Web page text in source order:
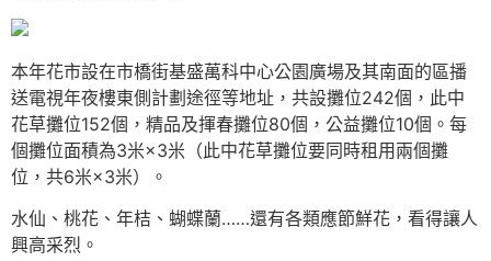
本年花市設在市橋街基盛萬科中心公園廣場及其南面的區播
送電視年夜樓東側計劃途徑等地址，共設攤位242個，此中
花草攤位152個，精品及揮春攤位80個，公益攤位10個。每
個攤位面積為3米×3米（此中花草攤位要同時租用兩個攤
位，共6米×3米）。
水仙、桃花、年桔、蝴蝶蘭……還有各類應節鮮花，看得讓人
興高采烈。